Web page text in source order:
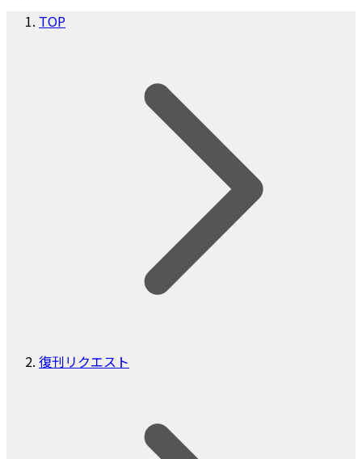
TOP
復刊リクエスト